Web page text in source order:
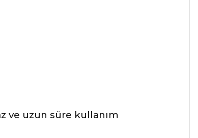
ve uzun süre kullanım